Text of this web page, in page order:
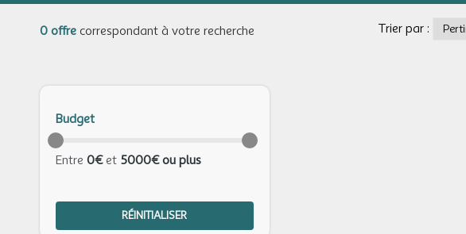
0 offre correspondant à votre recherche Trier par :
Budget
Entre 0€et 5000€ ou plus
RÉINITIALISER